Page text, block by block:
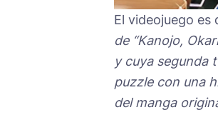
El videojuego es
de “Kanojo,
y cuya segunda
puzzle con una
del manga